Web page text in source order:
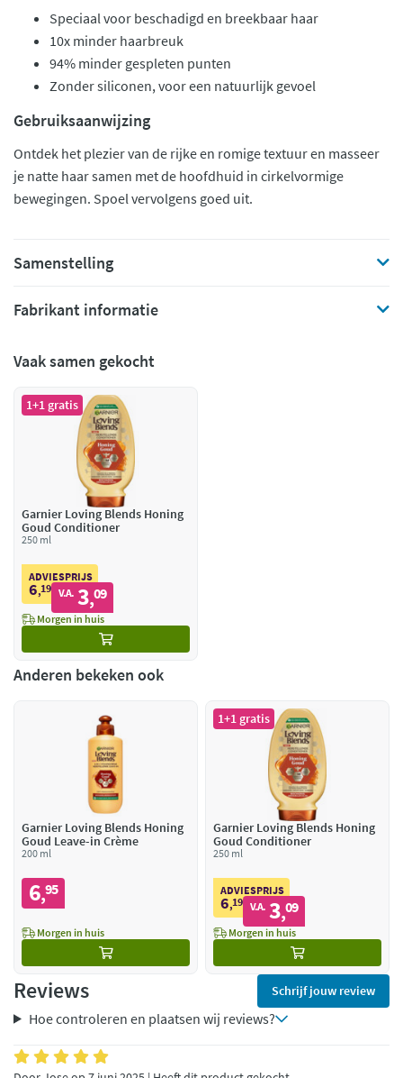
Speciaal voor beschadigd en breekbaar haar
10x minder haarbreuk
94% minder gespleten punten
Zonder siliconen, voor een natuurlijk gevoel
Gebruiksaanwijzing
Ontdek het plezier van de rijke en romige textuur en masseer
je natte haar samen met de hoofdhuid in cirkelvormige
bewegingen. Spoel vervolgens goed uit.
Samenstelling
Fabrikant informatie
Vaak samen gekocht
1+1 gratis
Garnier Loving Blends Honing
Goud Conditioner
250 ml
ADVIESPRIJS
6,19 V.A. 3,09
Morgen in huis
Anderen bekeken ook
Garnier Loving Blends Honing
Goud Leave-in Crème
200 ml
6,95
Morgen in huis
1+1 gratis
Garnier Loving Blends Honing
Goud Conditioner
250 ml
ADVIESPRIJS
6,19 V.A. 3,09
Morgen in huis
Reviews Schrijf jouw review
Hoe controleren en plaatsen wij reviews?